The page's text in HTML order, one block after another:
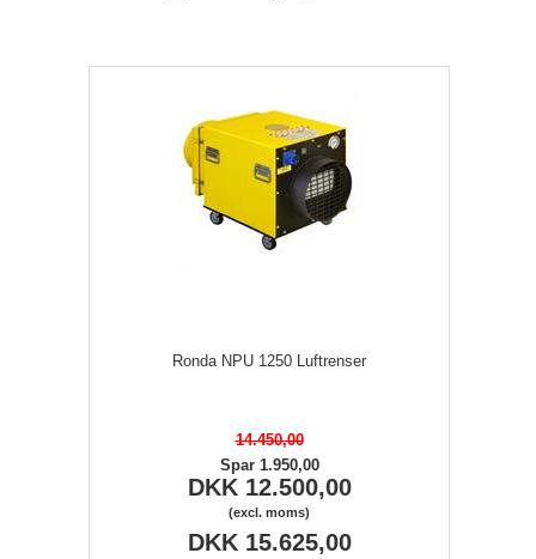
Ronda NPU 1250 Luftrenser
14.450,00
Spar 1.950,00
DKK 12.500,00
(excl. moms)
DKK 15.625,00